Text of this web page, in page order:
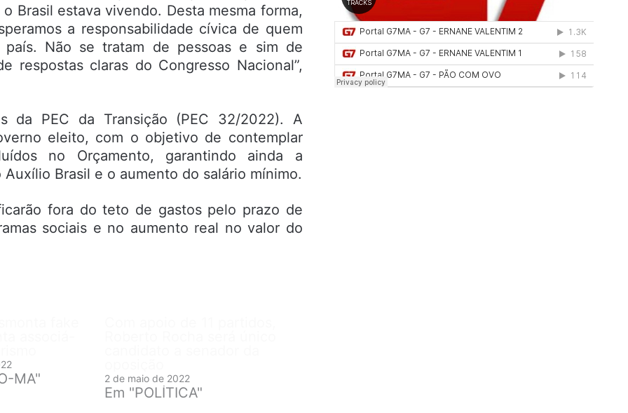
Brasil estava vivendo. Desta mesma forma,
a responsabilidade cívica de quem
Não se tratam de pessoas e sim de
respostas claras do Congresso Nacional”,
da PEC da Transição (PEC 32/2022). A
eleito, com o objetivo de contemplar
no Orçamento, garantindo ainda a
Brasil e o aumento do salário mínimo.
fora do teto de gastos pelo prazo de
sociais e no aumento real no valor do
MA" 2 de maio de 2022
Em "POLÍTICA"